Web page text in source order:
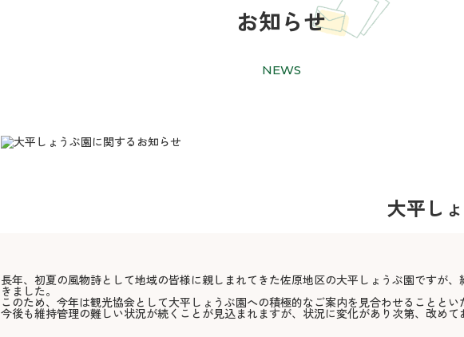
お知らせ
NEWS
大平し
長年、初夏の風物詩として地域の皆様に親しまれてきた佐原地区の大平しょうぶ園ですが
きました。
このため、今年は観光協会として大平しょうぶ園への積極的なご案内を見合わせることとい
今後も維持管理の難しい状況が続くことが見込まれますが、状況に変化があり次第、改め